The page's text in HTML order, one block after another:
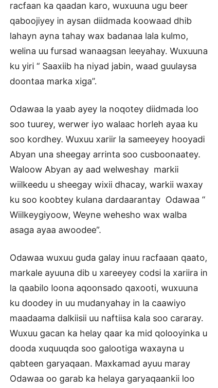
racfaan ka qaadan karo, wuxuuna ugu beer
qaboojiyey in aysan diidmada koowaad dhib
lahayn ayna tahay wax badanaa lala kulmo,
welina uu fursad wanaagsan leeyahay. Wuxuuna
ku yiri “ Saaxiib ha niyad jabin, waad guulaysa
doontaa marka xiga”.
Odawaa la yaab ayey la noqotey diidmada loo
soo tuurey, werwer iyo walaac horleh ayaa ku
soo kordhey. Wuxuu xariir la sameeyey hooyadi
Abyan una sheegay arrinta soo cusboonaatey.
Waloow Abyan ay aad welweshay markii
wiilkeedu u sheegay wixii dhacay, warkii waxay
ku soo koobtey kulana dardaarantay Odawaa “
Wiilkeygiyoow, Weyne wehesho wax walba
asaga ayaa awoodee”.
Odawaa wuxuu guda galay inuu racfaaan qaato,
markale ayuuna dib u xareeyey codsi la xariira in
la qaabilo loona aqoonsado qaxooti, wuxuuna
ku doodey in uu mudanyahay in la caawiyo
maadaama dalkiisii uu naftiisa kala soo cararay.
Wuxuu gacan ka helay qaar ka mid qolooyinka u
dooda xuquuqda soo galootiga waxayna u
qabteen garyaqaan. Maxkamad ayuu maray
Odawaa oo garab ka helaya garyaqaankii loo